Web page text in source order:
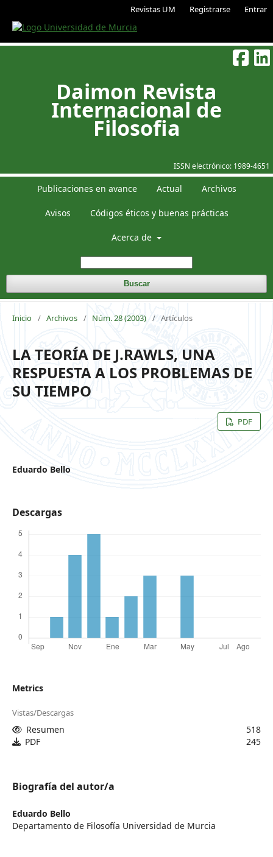
Revistas UM Registrarse Entrar
ISSN electrónico: 1989-4651
Daimon Revista
Internacional de
Filosofia
Publicaciones en avance Actual Archivos
Avisos Códigos éticos y buenas prácticas
Acerca de
Buscar
Inicio / Archivos / Núm. 28 (2003) / Artículos
LA TEORÍA DE J.RAWLS, UNA
RESPUESTA A LOS PROBLEMAS DE
SU TIEMPO
PDF
Eduardo Bello
Descargas
Metrics
Vistas/Descargas
Resumen
518
PDF
245
Biografía del autor/a
Eduardo Bello
Departamento de Filosofía Universidad de Murcia